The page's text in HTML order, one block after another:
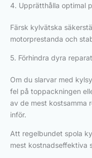
4. Upprätthålla optimal
Färsk kylvätska
motorprestanda och
5. Förhindra dyra
Om du slarvar med
fel på toppackningen
av de mest kostsamma
inför.
Att regelbundet spola
mest kostnadseffektiva